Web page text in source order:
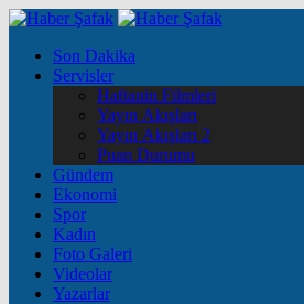
Son Dakika
Servisler
Haftanin Filmleri
Yayın Akışları
Yayın Akışları 2
Puan Durumu
Gündem
Ekonomi
Spor
Kadın
Foto Galeri
Videolar
Yazarlar